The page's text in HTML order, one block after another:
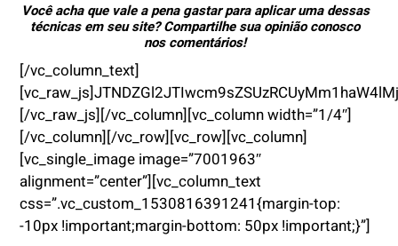
Você acha que vale a pena gastar para aplicar uma dessas
técnicas em seu site? Compartilhe sua opinião conosco
nos comentários!
[/vc_column_text]
[/vc_raw_js][/vc_column][vc_column width=”1/4″]
[/vc_column][/vc_row][vc_row][vc_column]
[vc_single_image image=”7001963″
alignment=”center”][vc_column_text
css=”.vc_custom_1530816391241{margin-top:
-10px !important;margin-bottom: 50px !important;}”]